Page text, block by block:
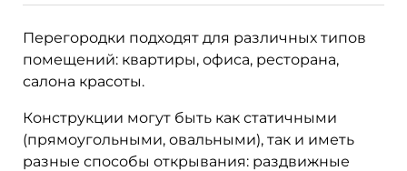
Перегородки подходят для различных типов
помещений: квартиры, офиса, ресторана,
салона красоты.
Конструкции могут быть как статичными
(прямоугольными, овальными), так и иметь
разные способы открывания: раздвижные